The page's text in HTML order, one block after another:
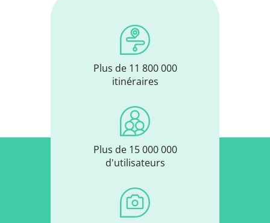
Plus de 11 800 000
itinéraires
Plus de 15 000 000
d'utilisateurs